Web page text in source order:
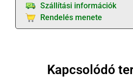
Szállítási információk
Rendelés menete
Kapcsolódó